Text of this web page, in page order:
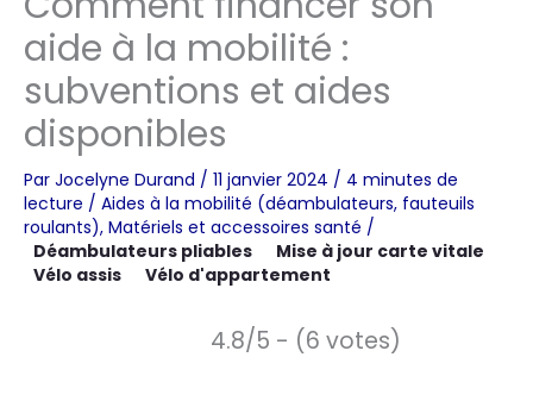
aide à la mobilité :
subventions et aides
disponibles
Par Jocelyne Durand / 11 janvier 2024 / 4 minutes de
lecture / Aides à la mobilité (déambulateurs, fauteuils
roulants), Matériels et accessoires santé /
Déambulateurs pliables
Mise à jour carte vitale
Vélo assis
Vélo d'appartement
4.8/5 - (6 votes)